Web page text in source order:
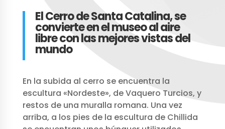
El Cerro de Santa Catalina, se
convierte en el museo al aire
libre con las mejores vistas del
mundo
En la subida al cerro se encuentra la
escultura «Nordeste», de Vaquero Turcios, y
restos de una muralla romana. Una vez
arriba, a los pies de la escultura de Chillida